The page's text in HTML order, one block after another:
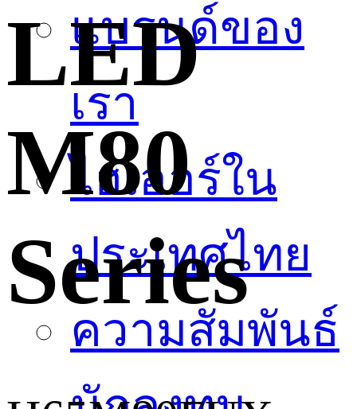
แบรนด์ของ
เรา
ไฮเออร์ใน
ประเทศไทย
ความสัมพันธ์
LED
M80
Series